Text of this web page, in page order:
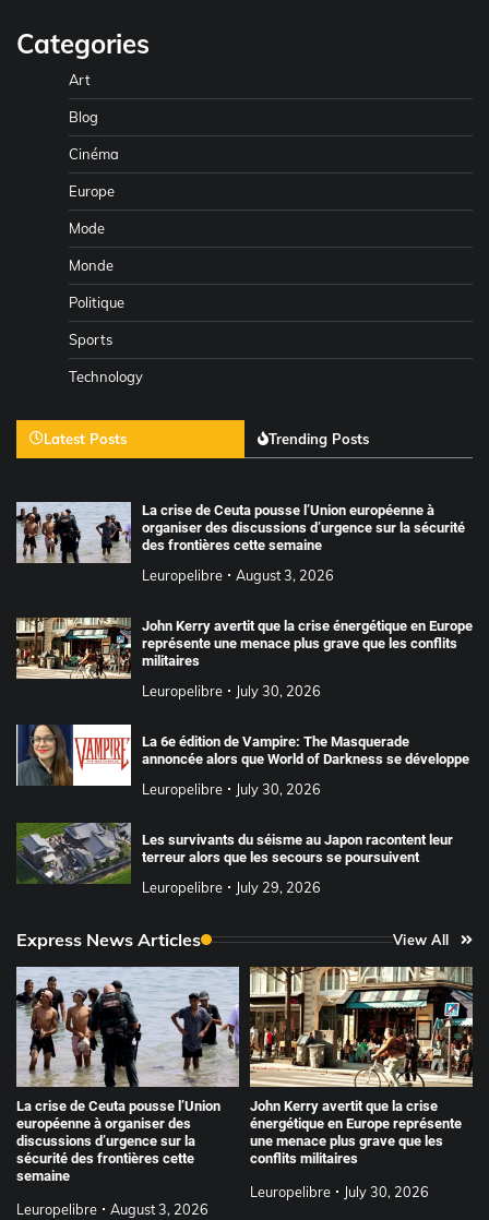
Categories
Art
Blog
Cinéma
Europe
Mode
Monde
Politique
Sports
Technology
Latest Posts Trending Posts
La crise de Ceuta pousse l’Union européenne à
organiser des discussions d’urgence sur la sécurité
des frontières cette semaine
Leuropelibre August 3, 2026
John Kerry avertit que la crise énergétique en Europe
représente une menace plus grave que les conflits
militaires
Leuropelibre July 30, 2026
La 6e édition de Vampire: The Masquerade
annoncée alors que World of Darkness se développe
Leuropelibre July 30, 2026
Les survivants du séisme au Japon racontent leur
terreur alors que les secours se poursuivent
Leuropelibre July 29, 2026
Express News Articles View All
La crise de Ceuta pousse l’Union
européenne à organiser des
discussions d’urgence sur la
sécurité des frontières cette
semaine
Leuropelibre August 3, 2026
John Kerry avertit que la crise
énergétique en Europe représente
une menace plus grave que les
conflits militaires
Leuropelibre July 30, 2026